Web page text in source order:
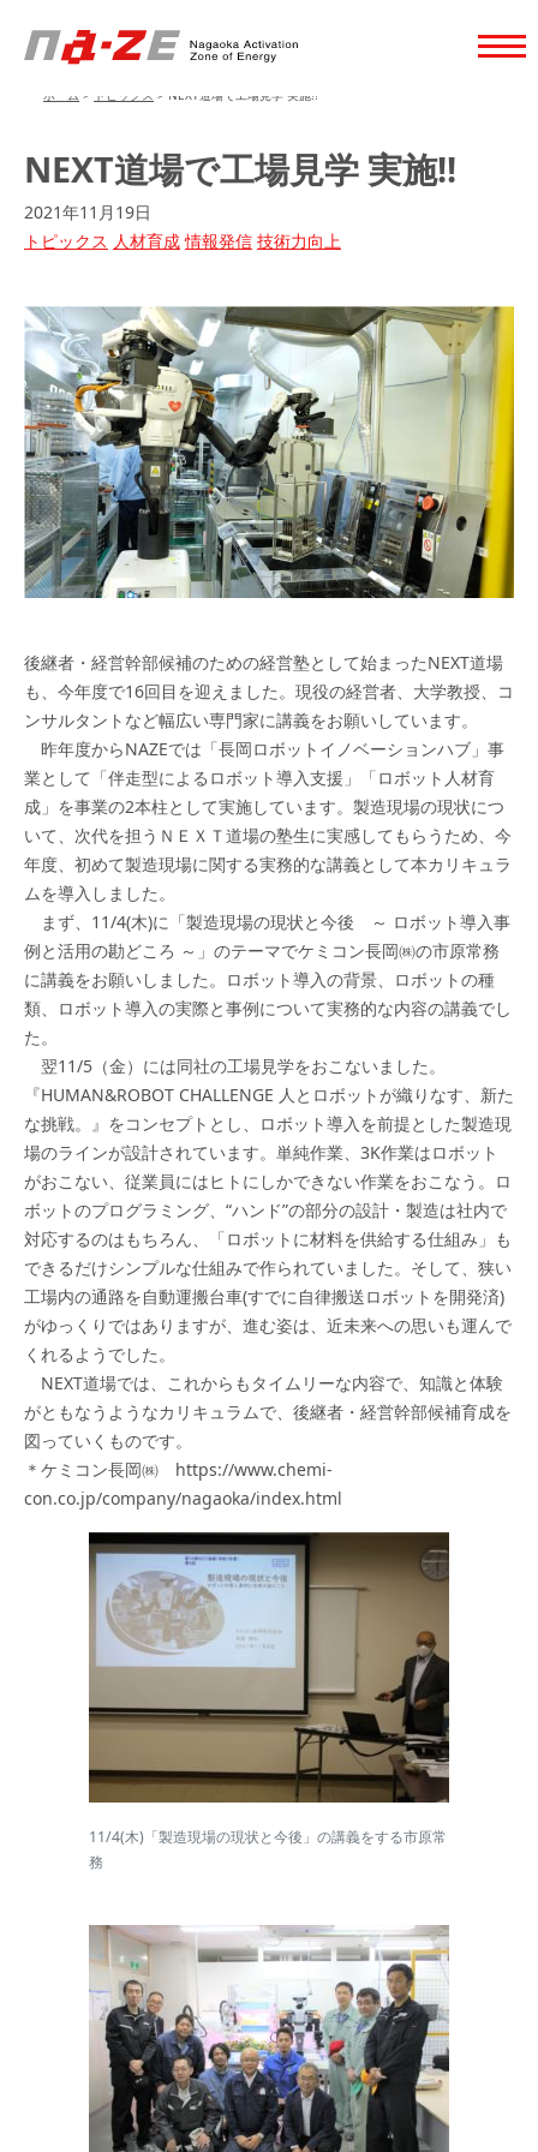
ホーム > トピックス > NEXT道場で工場見学 実施!!
NEXT道場で工場見学 実施!!
2021年11月19日
トピックス 人材育成 情報発信 技術力向上
後継者・経営幹部候補のための経営塾として始まったNEXT道場
も、今年度で16回目を迎えました。現役の経営者、大学教授、コ
ンサルタントなど幅広い専門家に講義をお願いしています。
昨年度からNAZEでは「長岡ロボットイノベーションハブ」事
業として「伴走型によるロボット導入支援」「ロボット人材育
成」を事業の2本柱として実施しています。製造現場の現状につ
いて、次代を担うＮＥＸＴ道場の塾生に実感してもらうため、今
年度、初めて製造現場に関する実務的な講義として本カリキュラ
ムを導入しました。
まず、11/4(木)に「製造現場の現状と今後 ～ ロボット導入事
例と活用の勘どころ ～」のテーマでケミコン長岡㈱の市原常務
に講義をお願いしました。ロボット導入の背景、ロボットの種
類、ロボット導入の実際と事例について実務的な内容の講義でし
た。
翌11/5（金）には同社の工場見学をおこないました。
『HUMAN&ROBOT CHALLENGE 人とロボットが織りなす、新た
な挑戦。』をコンセプトとし、ロボット導入を前提とした製造現
場のラインが設計されています。単純作業、3K作業はロボット
がおこない、従業員にはヒトにしかできない作業をおこなう。ロ
ボットのプログラミング、“ハンド”の部分の設計・製造は社内で
対応するのはもちろん、「ロボットに材料を供給する仕組み」も
できるだけシンプルな仕組みで作られていました。そして、狭い
工場内の通路を自動運搬台車(すでに自律搬送ロボットを開発済)
がゆっくりではありますが、進む姿は、近未来への思いも運んで
くれるようでした。
NEXT道場では、これからもタイムリーな内容で、知識と体験
がともなうようなカリキュラムで、後継者・経営幹部候補育成を
図っていくものです。
＊ケミコン長岡㈱ https://www.chemi-
con.co.jp/company/nagaoka/index.html
11/4(木)「製造現場の現状と今後」の講義をする市原常
務